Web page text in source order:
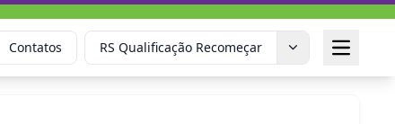
Contatos RS Qualificação Recomeçar Sala do